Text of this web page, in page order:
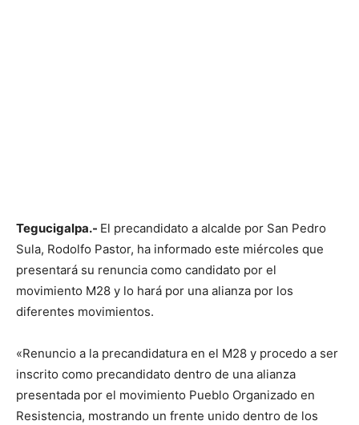
Tegucigalpa.- El precandidato a alcalde por San Pedro
Sula, Rodolfo Pastor, ha informado este miércoles que
presentará su renuncia como candidato por el
movimiento M28 y lo hará por una alianza por los
diferentes movimientos.
«Renuncio a la precandidatura en el M28 y procedo a ser
inscrito como precandidato dentro de una alianza
presentada por el movimiento Pueblo Organizado en
Resistencia, mostrando un frente unido dentro de los